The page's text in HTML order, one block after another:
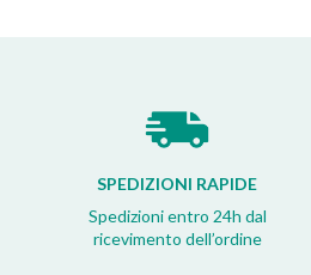
SPEDIZIONI RAPIDE
Spedizioni entro 24h dal
ricevimento dell’ordine